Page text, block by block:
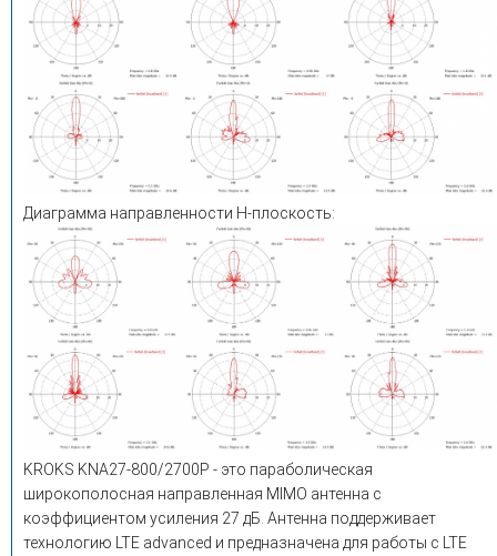
Диаграмма направленности H-плоскость:
KROKS KNA27-800/2700P - это параболическая
широкополосная направленная MIMO антенна с
коэффициентом усиления 27 дБ. Антенна поддерживает
технологию LTE advanced и предназначена для работы с LTE